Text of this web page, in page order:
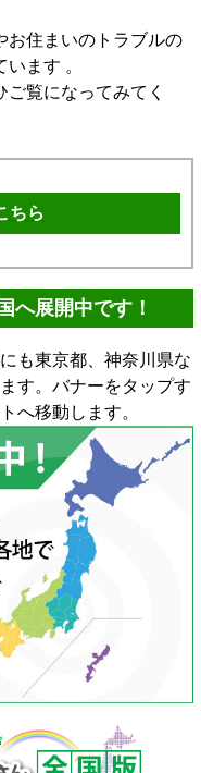
住まいのトラブルの
ます 。
覧になってみてく
ちら
へ展開中です！
も東京都、神奈川県な
す。バナーをタップす
へ移動します。